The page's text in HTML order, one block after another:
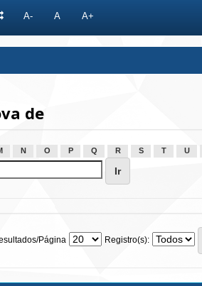
A- A A+
de
N O P Q R S T U
Página Registro(s):